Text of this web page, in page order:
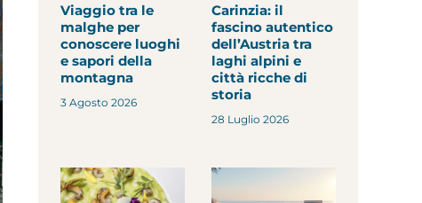
Viaggio tra le
malghe per
conoscere luoghi
e sapori della
montagna
3 Agosto 2026
Carinzia: il
fascino autentico
dell’Austria tra
laghi alpini e
città ricche di
storia
28 Luglio 2026